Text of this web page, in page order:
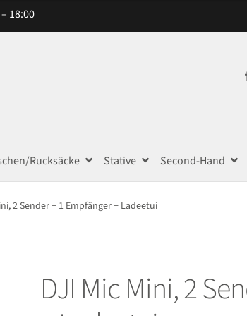
18:00
Rucksäcke Stative Second-Hand
2 Sender + 1 Empfänger + Ladeetui
DJI Mic Mini, 2